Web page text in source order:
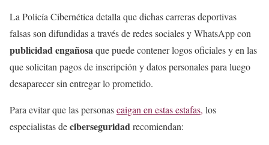
La Policía Cibernética detalla que dichas carreras deportivas
falsas son difundidas a través de redes sociales y WhatsApp con
publicidad engañosaque puede contener logos oficiales y en las
que solicitan pagos de inscripción y datos personales para luego
desaparecer sin entregar lo prometido.
Para evitar que las personascaigan en estas estafas, los
especialistas deciberseguridadrecomiendan: